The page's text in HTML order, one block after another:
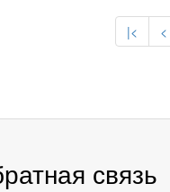
|< <
связь